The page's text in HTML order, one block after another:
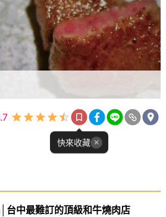
快來收藏
台中最難訂的頂級和牛燒肉店